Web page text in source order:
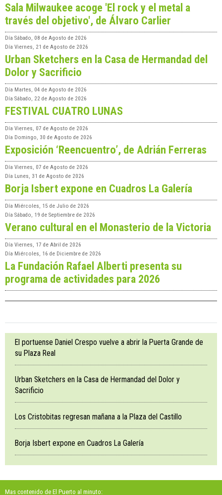
Sala Milwaukee acoge 'El rock y el metal a
través del objetivo', de Álvaro Carlier
Día Sábado, 08 de Agosto de 2026
Día Viernes, 21 de Agosto de 2026
Urban Sketchers en la Casa de Hermandad del
Dolor y Sacrificio
Día Martes, 04 de Agosto de 2026
Día Sábado, 22 de Agosto de 2026
FESTIVAL CUATRO LUNAS
Día Viernes, 07 de Agosto de 2026
Día Domingo, 30 de Agosto de 2026
Exposición ‘Reencuentro’, de Adrián Ferreras
Día Viernes, 07 de Agosto de 2026
Día Lunes, 31 de Agosto de 2026
Borja Isbert expone en Cuadros La Galería
Día Miércoles, 15 de Julio de 2026
Día Sábado, 19 de Septiembre de 2026
Verano cultural en el Monasterio de la Victoria
Día Viernes, 17 de Abril de 2026
Día Miércoles, 16 de Diciembre de 2026
La Fundación Rafael Alberti presenta su
programa de actividades para 2026
El portuense Daniel Crespo vuelve a abrir la Puerta Grande de
su Plaza Real
Urban Sketchers en la Casa de Hermandad del Dolor y
Sacrificio
Los Cristobitas regresan mañana a la Plaza del Castillo
Borja Isbert expone en Cuadros La Galería
Mas contenido de El Puerto al minuto: